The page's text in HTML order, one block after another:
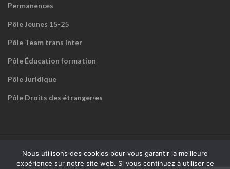
Permanences
Pôle Jeunes 15-25
Pôle Team trans inter
Pôle Éducation formation
Pôle Juridique
Pôle Droits des étranger·es
Accueil
Devenir sympathisant·e ou faire un don
Nous utilisons des cookies pour vous garantir la meilleure
expérience sur notre site web. Si vous continuez à utiliser ce